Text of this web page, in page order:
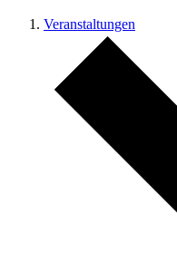
Veranstaltungen